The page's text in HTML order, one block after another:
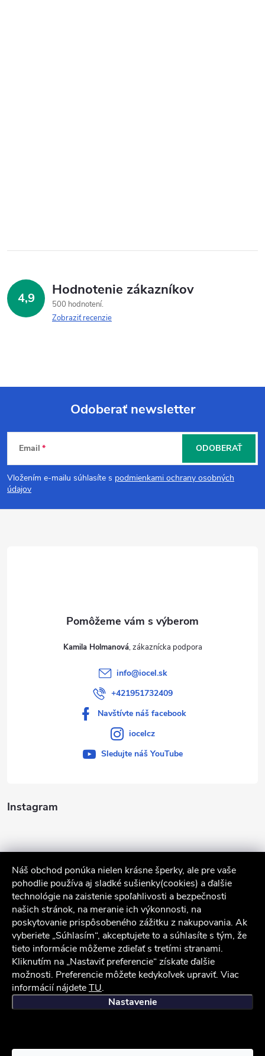
Náš obchod ponúka nielen krásne šperky, ale pre vaše
pohodlie používa aj sladké sušienky(cookies) a ďalšie
technológie na zaistenie spoľahlivosti a bezpečnosti
našich stránok, na meranie ich výkonnosti, na
poskytovanie prispôsobeného zážitku z nakupovania. Ak
vyberiete „Súhlasím“, akceptujete to a súhlasíte s tým, že
tieto informácie môžeme zdieľať s tretími stranami.
Kliknutím na „Nastaviť preferencie“ získate ďalšie
možnosti. Preferencie môžete kedykoľvek upraviť. Viac
informácií nájdeteTU.
Nastavenie
4,9 Hodnotenie zákazníkov
500 hodnotení
Zobraziť recenzie
Z
á
p
Odoberať newsletter
Email
Vložením e-mailu súhlasíte s podmienkami ochrany osobných
údajov
ODOBERAŤ
Instagram
Sledovať na Instagrame
Služby zákazníkom
Kamila Holmanová
info@iocel.sk
+421951732409
Navštívte náš facebook
iocelcz
Sledujte náš YouTube
iocel.sk Obchodné podmienky Ochrana osobných údajov